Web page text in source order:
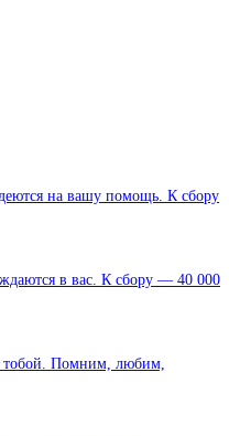
на вашу помощь. К сбору
в вас. К сбору — 40 000
тобой. Помним, любим,